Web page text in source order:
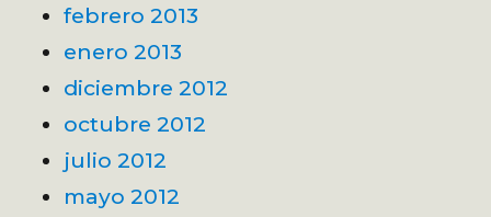
febrero 2013
enero 2013
diciembre 2012
octubre 2012
julio 2012
mayo 2012